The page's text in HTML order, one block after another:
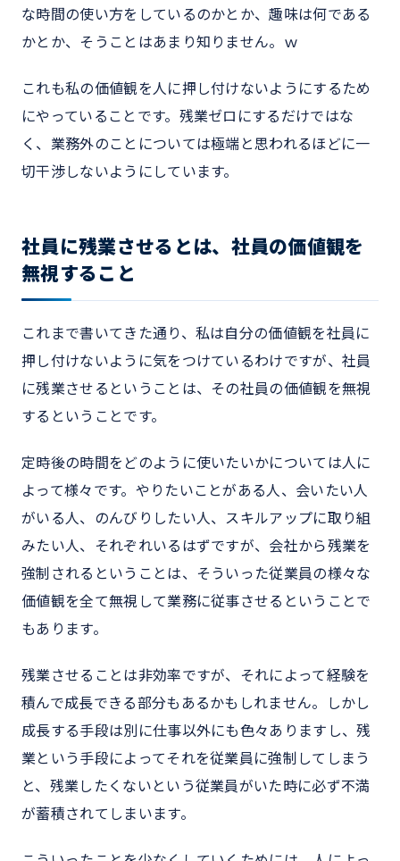
な時間の使い方をしているのかとか、趣味は何である
かとか、そうことはあまり知りません。ｗ
これも私の価値観を人に押し付けないようにするため
にやっていることです。残業ゼロにするだけではな
く、業務外のことについては極端と思われるほどに一
切干渉しないようにしています。
社員に残業させるとは、社員の価値観を
無視すること
これまで書いてきた通り、私は自分の価値観を社員に
押し付けないように気をつけているわけですが、社員
に残業させるということは、その社員の価値観を無視
するということです。
定時後の時間をどのように使いたいかについては人に
よって様々です。やりたいことがある人、会いたい人
がいる人、のんびりしたい人、スキルアップに取り組
みたい人、それぞれいるはずですが、会社から残業を
強制されるということは、そういった従業員の様々な
価値観を全て無視して業務に従事させるということで
もあります。
残業させることは非効率ですが、それによって経験を
積んで成長できる部分もあるかもしれません。しかし
成長する手段は別に仕事以外にも色々ありますし、残
業という手段によってそれを従業員に強制してしまう
と、残業したくないという従業員がいた時に必ず不満
が蓄積されてしまいます。